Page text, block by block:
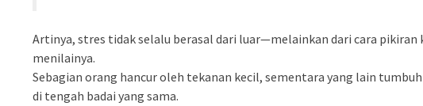
Artinya, stres tidak selalu berasal dari luar—melainkan dari cara pikiran
menilainya.
Sebagian orang hancur oleh tekanan kecil, sementara yang lain
di tengah badai yang sama.